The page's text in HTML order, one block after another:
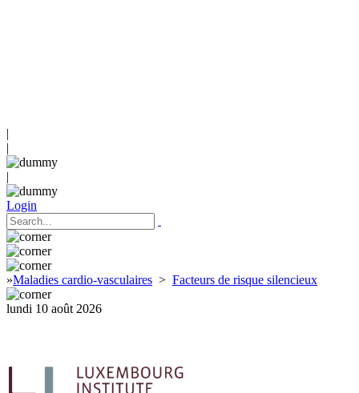
|
|
|
Login
»Maladies cardio-vasculaires > Facteurs de risque silencieux
lundi 10 août 2026